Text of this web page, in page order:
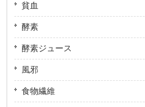
貧血
酵素
酵素ジュース
風邪
食物繊維